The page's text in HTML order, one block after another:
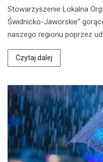
Stowarzyszenie Lokalna
Świdnicko-Jaworskie”
naszego regionu poprzez
Czytaj dalej